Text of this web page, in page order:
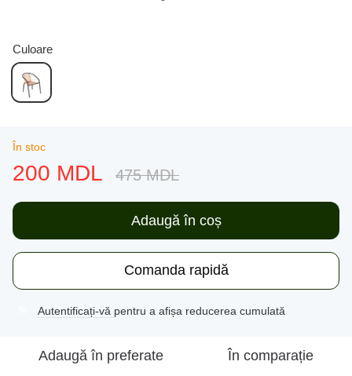
Culoare
În stoc
200 MDL 475 MDL
Adaugă în coș
Comanda rapidă
Autentificați-vă pentru a afișa reducerea cumulată
Adaugă în preferate În comparație